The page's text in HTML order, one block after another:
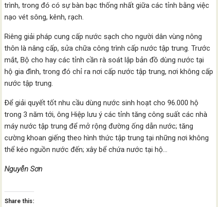
trình, trong đó có sự bàn bạc thống nhất giữa các tỉnh bằng việc
nạo vét sông, kênh, rạch.
Riêng giải pháp cung cấp nước sạch cho người dân vùng nông
thôn là nâng cấp, sửa chữa công trình cấp nước tập trung. Trước
mắt, Bộ cho hay các tỉnh cần rà soát lập bản đồ dùng nước tại
hộ gia đình, trong đó chỉ ra nơi cấp nước tập trung, nơi không cấp
nước tập trung.
Để giải quyết tốt nhu cầu dùng nước sinh hoạt cho 96.000 hộ
trong 3 năm tới, ông Hiệp lưu ý các tỉnh tăng công suất các nhà
máy nước tập trung để mở rộng đường ống dẫn nước; tăng
cường khoan giếng theo hình thức tập trung tại những nơi không
thể kéo nguồn nước đến; xây bể chứa nước tại hộ…
Nguyễn Sơn
Share this: